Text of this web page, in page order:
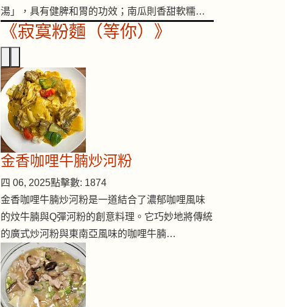
湯」，具有健脾和胃的功效；南瓜則香甜軟糯…
《寂寞粉麵（等你）》
金香咖哩牛腩炒河粉
四 06, 2025點擊數: 1874
金香咖哩牛腩炒河粉是一道結合了濃郁咖哩風味
的炆牛腩與Q彈河粉的創意料理。它巧妙地將傳統
的廣式炒河粉與東南亞風味的咖哩牛腩…